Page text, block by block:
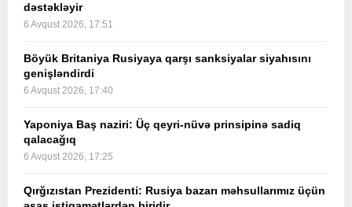
dəstəkləyir
6 Avqust 2026, 17:51
Böyük Britaniya Rusiyaya qarşı sanksiyalar siyahısını
genişləndirdi
6 Avqust 2026, 17:40
Yaponiya Baş naziri: Üç qeyri-nüvə prinsipinə sadiq
qalacağıq
6 Avqust 2026, 17:25
Qırğızıstan Prezidenti: Rusiya bazarı məhsullarımız üçün